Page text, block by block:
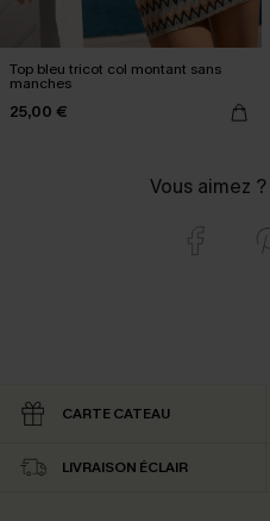
Top bleu tricot col montant sans
manches
25,00 €
Vous aimez
CARTE CATEAU
LIVRAISON ÉCLAIR